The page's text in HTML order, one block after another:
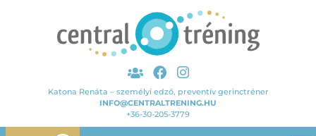
Katona Renáta – személyi edző, preventív gerinctréner
INFO@CENTRALTRENING.HU
+36-30-205-3779